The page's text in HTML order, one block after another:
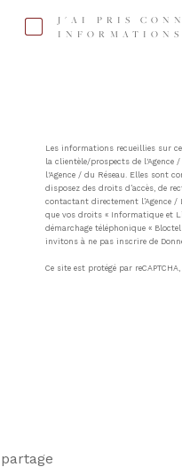
J'AI PRIS
Les informations recueillies sur
la clientèle/prospects de l'Agence
l'Agence / du Réseau. Elles sont
disposez des droits d’accès, de
contactant directement l’Agence /
que vos droits « Informatique et
démarchage téléphonique «
invitons à ne pas inscrire de
Ce site est protégé par reCAPTCHA,